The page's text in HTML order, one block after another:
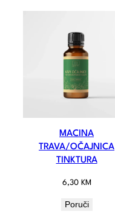
MACINA
TRAVA/OČAJNICA
TINKTURA
6,30 KM
Poruči